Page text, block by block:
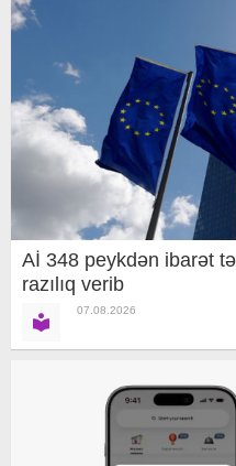
Aİ 348 peykdən ibarət
razılıq verib
07.08.2026